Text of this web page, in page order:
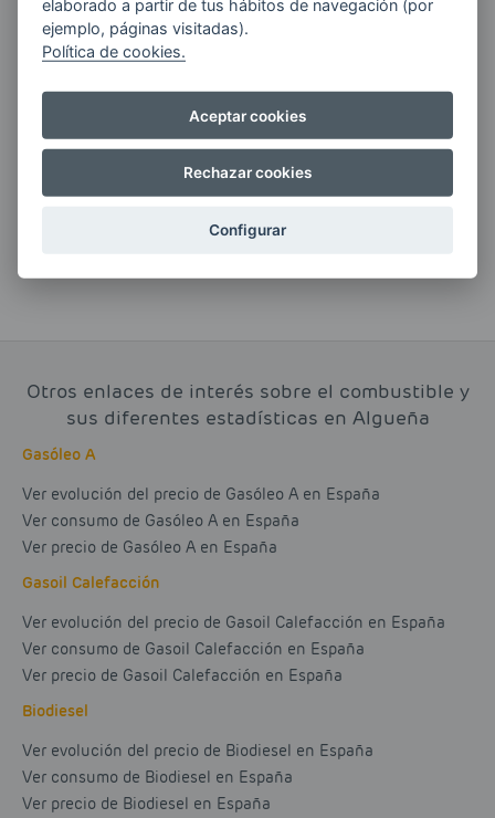
Si tienes alguna duda durante el
pedido escríbenos a:
contacto@clickgasoil.com
Otros enlaces de interés sobre el combustible y
sus diferentes estadísticas en Algueña
Gasóleo A
Ver evolución del precio de Gasóleo A en España
Ver consumo de Gasóleo A en España
Ver precio de Gasóleo A en España
Gasoil Calefacción
Ver evolución del precio de Gasoil Calefacción en España
Ver consumo de Gasoil Calefacción en España
Ver precio de Gasoil Calefacción en España
Biodiesel
Ver evolución del precio de Biodiesel en España
Ver consumo de Biodiesel en España
Ver precio de Biodiesel en España
elaborado a partir de tus hábitos de navegación (por
ejemplo, páginas visitadas).
Política de cookies.
Aceptar cookies
Rechazar cookies
Configurar